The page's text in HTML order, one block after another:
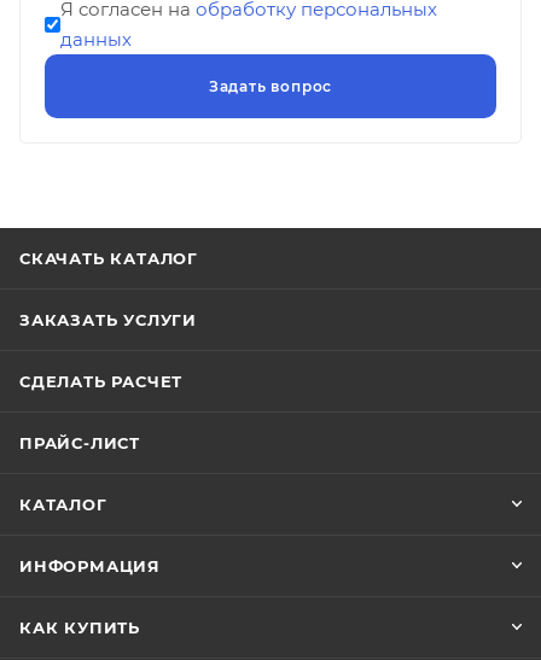
Я согласен на обработку персональных
данных
СКАЧАТЬ КАТАЛОГ
ЗАКАЗАТЬ УСЛУГИ
СДЕЛАТЬ РАСЧЕТ
ПРАЙС-ЛИСТ
КАТАЛОГ
ИНФОРМАЦИЯ
КАК КУПИТЬ